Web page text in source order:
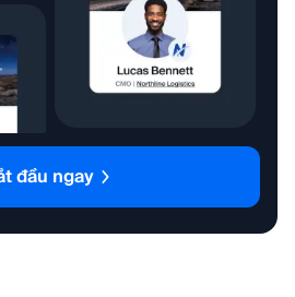
đầu ngay